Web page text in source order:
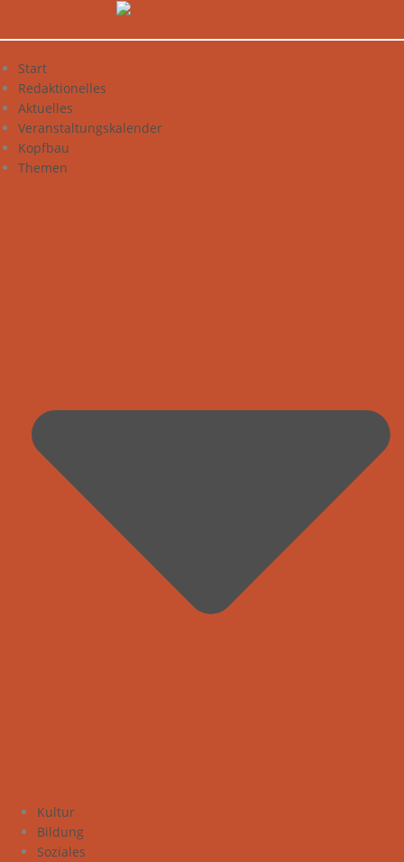
Start
Redaktionelles
Aktuelles
Veranstaltungskalender
Kopfbau
Themen
Kultur
Bildung
Soziales